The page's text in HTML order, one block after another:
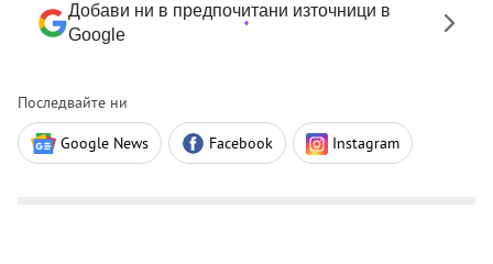
Добави ни в предпочитани източници в
Google
Последвайте ни
Google News Facebook Instagram